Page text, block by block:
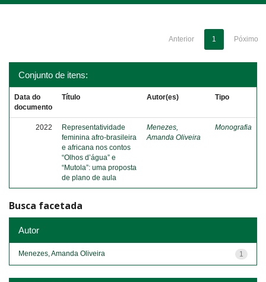
Anterior 1 Póximo
Conjunto de itens:
Data do
documento
Título Autor(es) Tipo
2022
Representatividade
feminina afro-brasileira
e africana nos contos
“Olhos d’água” e
“Mutola”: uma proposta
de plano de aula
Menezes,
Amanda Oliveira
Monografia
Busca facetada
Autor
1
Menezes, Amanda Oliveira